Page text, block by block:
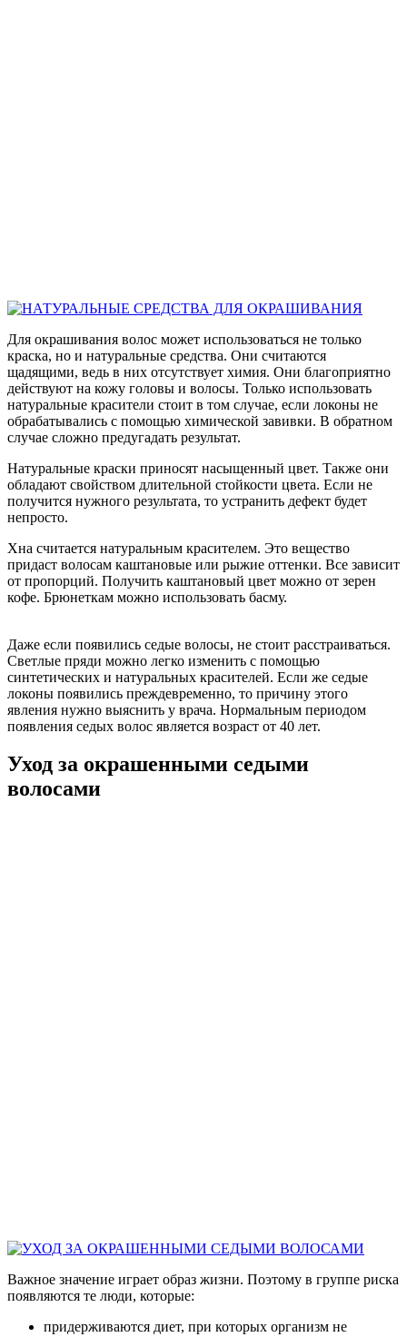
Для окрашивания волос может использоваться не только
краска, но и натуральные средства. Они считаются
щадящими, ведь в них отсутствует химия. Они благоприятно
действуют на кожу головы и волосы. Только использовать
натуральные красители стоит в том случае, если локоны не
обрабатывались с помощью химической завивки. В обратном
случае сложно предугадать результат.
Натуральные краски приносят насыщенный цвет. Также они
обладают свойством длительной стойкости цвета. Если не
получится нужного результата, то устранить дефект будет
непросто.
Хна считается натуральным красителем. Это вещество
придаст волосам каштановые или рыжие оттенки. Все зависит
от пропорций. Получить каштановый цвет можно от зерен
кофе. Брюнеткам можно использовать басму.
Даже если появились седые волосы, не стоит расстраиваться.
Светлые пряди можно легко изменить с помощью
синтетических и натуральных красителей. Если же седые
локоны появились преждевременно, то причину этого
явления нужно выяснить у врача. Нормальным периодом
появления седых волос является возраст от 40 лет.
Уход за окрашенными седыми
волосами
Важное значение играет образ жизни. Поэтому в группе риска
появляются те люди, которые:
придерживаются диет, при которых организм не